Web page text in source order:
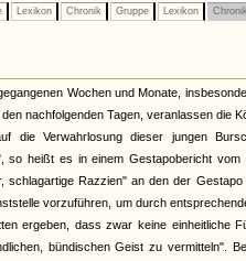
Lexikon Chronik Gruppe Lexikon Chronik
Wochen und Monate,
nachfolgenden Tagen, veranlassen die
die Verwahrlosung dieser jungen
heißt es in einem Gestapobericht vom
Razzien" an den der
vorzuführen, um durch
ergeben, dass zwar keine einheitliche
bündischen Geist zu vermitteln".